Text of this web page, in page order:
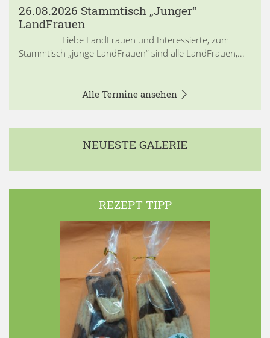
26.08.2026 Stammtisch „Junger“
LandFrauen
Liebe LandFrauen und Interessierte, zum
Stammtisch „junge LandFrauen“ sind alle LandFrauen,...
Alle Termine ansehen
NEUESTE GALERIE
REZEPT TIPP